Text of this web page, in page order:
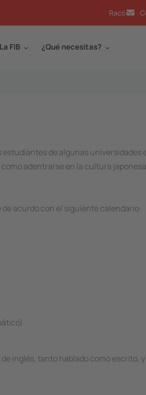
Racó
La FIB ¿Qué necesitas?
de algunas universidades
adentrarse en la cultura
acurdo con el siguiente calendario:
inglés, tanto hablado como escrito,